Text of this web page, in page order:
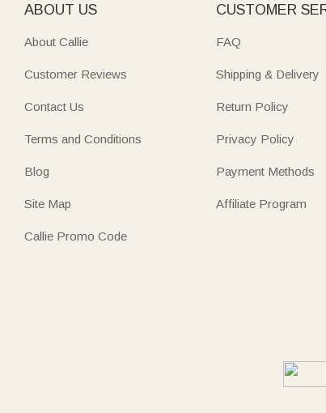
ABOUT US
About Callie
Customer Reviews
Contact Us
Terms and Conditions
Blog
Site Map
Callie Promo Code
CUSTOMER
FAQ
Shipping & Delivery
Return Policy
Privacy Policy
Payment Methods
Affiliate Program